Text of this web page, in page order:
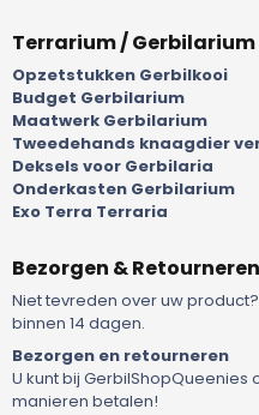
Terrarium / Gerbilarium
Opzetstukken Gerbilkooi
Budget Gerbilarium
Maatwerk Gerbilarium
Tweedehands knaagdier
Deksels voor Gerbilaria
Onderkasten Gerbilarium
Exo Terra Terraria
Bezorgen & Retourneren
Niet tevreden over uw
binnen 14 dagen.
Bezorgen en retourneren
U kunt bij GerbilShopQueenies
manieren betalen!